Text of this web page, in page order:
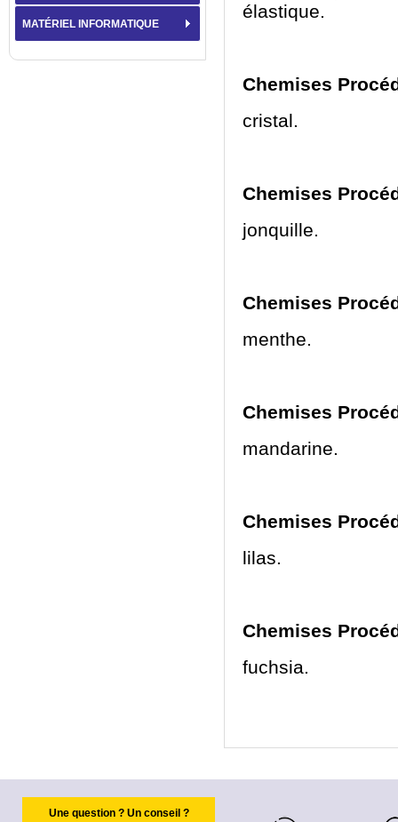
élastique.
Chemises
cristal.
Chemises
jonquille.
Chemises
menthe.
Chemises
mandarine.
Chemises
lilas.
Chemises
fuchsia.
MATÉRIEL INFORMATIQUE
Une question ? Un conseil ?